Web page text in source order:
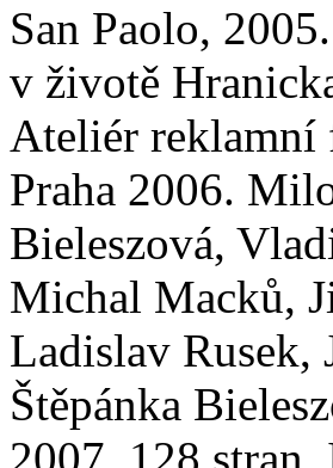
San Paolo,
v životě
Ateliér
Praha 2006.
Bieleszová,
Michal Macků,
Ladislav
Štěpánka
2007, 128